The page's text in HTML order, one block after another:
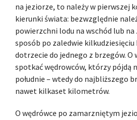
na jeziorze, to należy w pierwszej
kierunki świata: bezwzględnie
powierzchni lodu na wschód lub na
sposób po zaledwie
dotrzecie do jednego z brzegów. O
spotkać wędrowców, którzy pójdą
południe – wtedy do najbliższego
nawet kilkaset kilometrów.
O wędrówce po zamarzniętym